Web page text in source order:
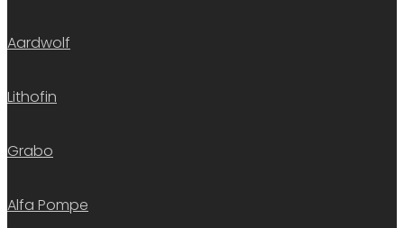
Aardwolf
Lithofin
Grabo
Alfa Pompe